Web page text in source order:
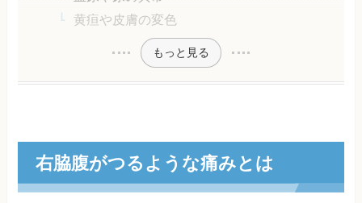
黄疸や皮膚の変色
もっと見る
右脇腹がつるような痛みとは